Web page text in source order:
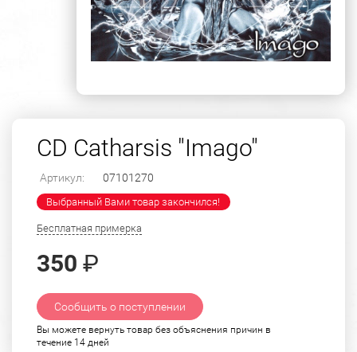
CD Catharsis "Imago"
Артикул: 07101270
Выбранный Вами товар закончился!
Бесплатная примерка
350 ₽
Сообщить о поступлении
Вы можете вернуть товар без объяснения причин в
течение 14 дней